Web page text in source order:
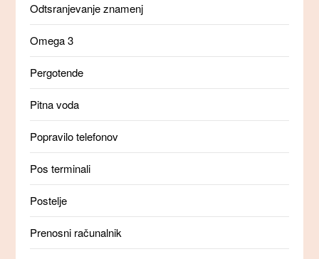
Odtsranjevanje znamenj
Omega 3
Pergotende
Pitna voda
Popravilo telefonov
Pos terminali
Postelje
Prenosni računalnik